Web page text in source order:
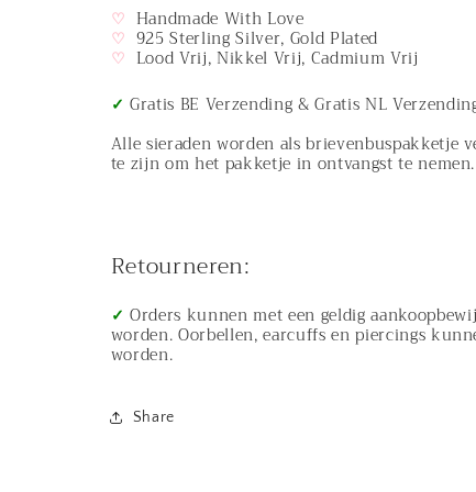
Zirconia
Butterfly
Studs
Zirconia
Butterfly
Studs
♡ Handmade With Love
♡ 925 Sterling Silver, Gold Plated
♡ Lood Vrij, Nikkel Vrij, Cadmium Vrij
✓ Gratis BE Verzending & Gratis NL
Alle sieraden worden als brievenbuspakketje
te zijn om het pakketje in ontvangst te nemen.
Retourneren:
✓ Orders kunnen met een geldig
worden. Oorbellen, earcuffs en piercings
worden.
Share